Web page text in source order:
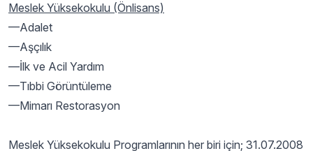
Meslek Yüksekokulu (Önlisans)
—Adalet
—Aşçılık
—İlk ve Acil Yardım
—Tıbbi Görüntüleme
—Mimarı Restorasyon
Meslek Yüksekokulu Programlarının her biri için; 31.07.2008